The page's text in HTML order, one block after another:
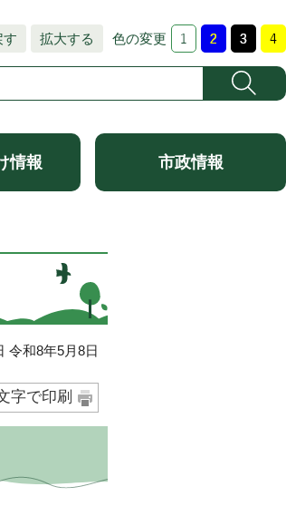
す 拡大する 色の変更
情報 市政情報
和8年5月8日
字で印刷